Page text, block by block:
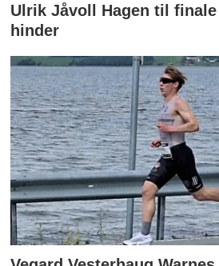
Ulrik Jåvoll Hagen til finale
hinder